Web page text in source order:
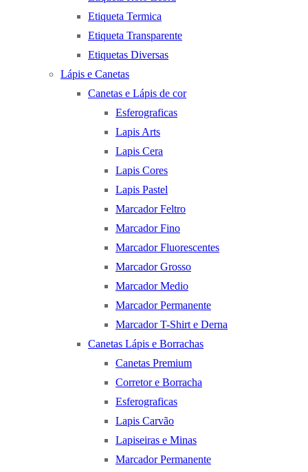
Etiqueta Termica
Etiqueta Transparente
Etiquetas Diversas
Lápis e Canetas
Canetas e Lápis de cor
Esferograficas
Lapis Arts
Lapis Cera
Lapis Cores
Lapis Pastel
Marcador Feltro
Marcador Fino
Marcador Fluorescentes
Marcador Grosso
Marcador Medio
Marcador Permanente
Marcador T-Shirt e Derna
Canetas Lápis e Borrachas
Canetas Premium
Corretor e Borracha
Esferograficas
Lapis Carvão
Lapiseiras e Minas
Marcador Permanente